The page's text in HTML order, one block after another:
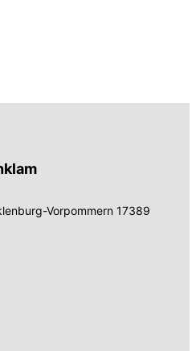
Vorpommern 17389